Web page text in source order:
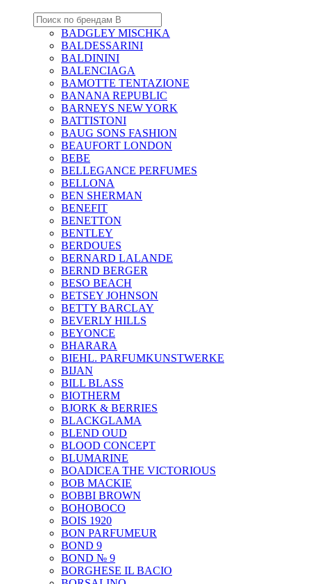
BADGLEY MISCHKA
BALDESSARINI
BALDININI
BALENCIAGA
BAMOTTE TENTAZIONE
BANANA REPUBLIC
BARNEYS NEW YORK
BATTISTONI
BAUG SONS FASHION
BEAUFORT LONDON
BEBE
BELLEGANCE PERFUMES
BELLONA
BEN SHERMAN
BENEFIT
BENETTON
BENTLEY
BERDOUES
BERNARD LALANDE
BERND BERGER
BESO BEACH
BETSEY JOHNSON
BETTY BARCLAY
BEVERLY HILLS
BEYONCE
BHARARA
BIEHL. PARFUMKUNSTWERKE
BIJAN
BILL BLASS
BIOTHERM
BJORK & BERRIES
BLACKGLAMA
BLEND OUD
BLOOD CONCEPT
BLUMARINE
BOADICEA THE VICTORIOUS
BOB MACKIE
BOBBI BROWN
BOHOBOCO
BOIS 1920
BON PARFUMEUR
BOND 9
BOND № 9
BORGHESE IL BACIO